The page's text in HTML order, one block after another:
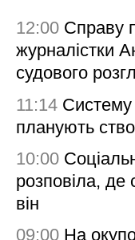
12:00 Справу
журналістки
судового
11:14 Систему
планують
10:00
розповіла, де
він
09:00 На